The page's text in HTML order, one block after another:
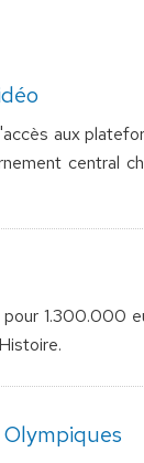
aux
central
1.300.000